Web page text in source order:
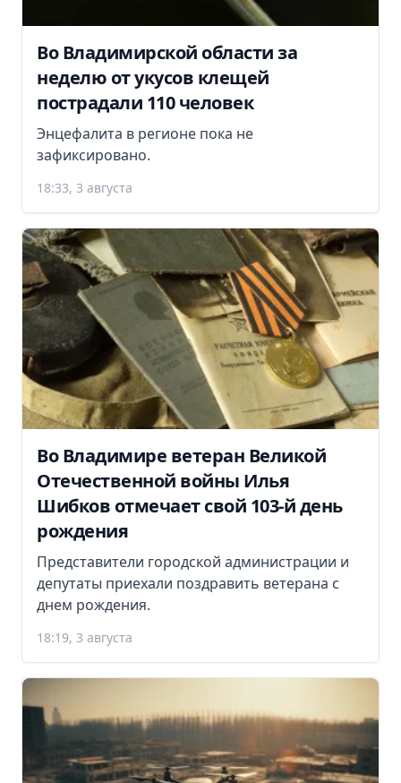
Во Владимирской области за
неделю от укусов клещей
пострадали 110 человек
Энцефалита в регионе пока не
зафиксировано.
18:33, 3 августа
Во Владимире ветеран Великой
Отечественной войны Илья
Шибков отмечает свой 103-й день
рождения
Представители городской администрации и
депутаты приехали поздравить ветерана с
днем рождения.
18:19, 3 августа